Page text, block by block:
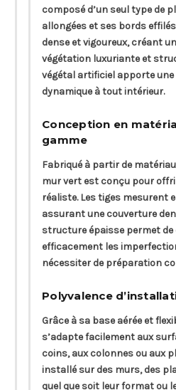
composé d’un seul type de
allongées et ses bords
dense et vigoureux, créant
végétation luxuriante et
végétal artificiel apporte
dynamique à tout intérieur.
Conception en
gamme
Fabriqué à partir de
mur vert est conçu pour
réaliste. Les tiges mesurent
assurant une couverture
structure épaisse permet
efficacement les
nécessiter de préparation
Polyvalence
Grâce à sa base aérée et
s’adapte facilement aux
coins, aux colonnes ou aux
installé sur des murs, des
quel que soit leur format ou